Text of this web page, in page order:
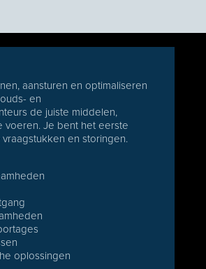
aansturen en optimaliseren
en
de juiste middelen,
voeren. Je bent het eerste
en storingen.
oplossingen